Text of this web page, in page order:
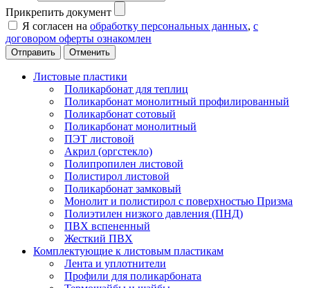
Прикрепить документ
Я согласен на обработку персональных данных, с
договором оферты ознакомлен
Отменить
Листовые пластики
Поликарбонат для теплиц
Поликарбонат монолитный профилированный
Поликарбонат сотовый
Поликарбонат монолитный
ПЭТ листовой
Акрил (оргстекло)
Полипропилен листовой
Полистирол листовой
Поликарбонат замковый
Монолит и полистирол с поверхностью Призма
Полиэтилен низкого давления (ПНД)
ПВХ вспененный
Жесткий ПВХ
Комплектующие к листовым пластикам
Лента и уплотнители
Профили для поликарбоната